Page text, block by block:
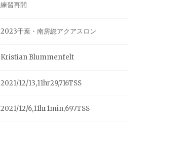
練習再開
2023千葉・南房総アクアスロン
Kristian Blummenfelt
2021/12/13,11hr29,716TSS
2021/12/6,11hr1min,697TSS